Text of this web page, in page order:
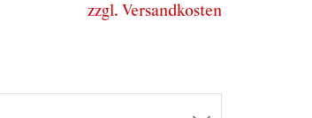
zzgl. Versandkosten